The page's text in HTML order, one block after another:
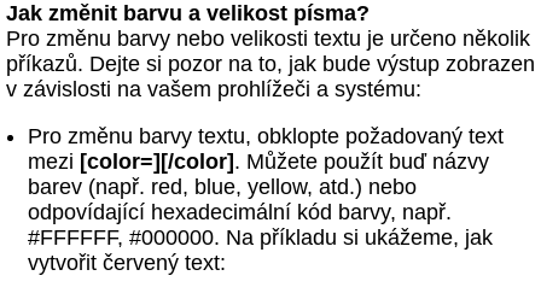
Jak změnit barvu a velikost písma?
Pro změnu barvy nebo velikosti textu je určeno několik
příkazů. Dejte si pozor na to, jak bude výstup zobrazen
v závislosti na vašem prohlížeči a systému:
Pro změnu barvy textu, obklopte požadovaný text
mezi [color=][/color]. Můžete použít buď názvy
barev (např. red, blue, yellow, atd.) nebo
odpovídající hexadecimální kód barvy, např.
#FFFFFF, #000000. Na příkladu si ukážeme, jak
vytvořit červený text: